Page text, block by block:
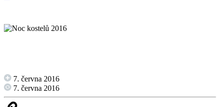
7. června 2016
7. června 2016